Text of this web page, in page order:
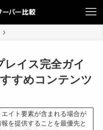
イス完全ガイ
すめコンテンツ
イト要素が含まれる場合が
を提供することを最優先と